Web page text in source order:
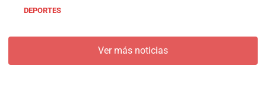
DEPORTES
Ver más noticias